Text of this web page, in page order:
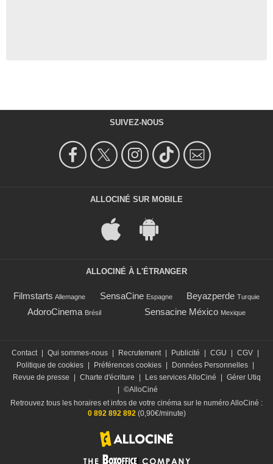
SUIVEZ-NOUS
ALLOCINÉ SUR MOBILE
ALLOCINÉ À L'ÉTRANGER
Filmstarts Allemagne SensaCine Espagne Beyazperde Turquie
AdoroCinema Brésil Sensacine México Mexique
Contact Qui sommes-nous Recrutement Publicité CGU CGV
Politique de cookies
Préférences cookies Données Personnelles
Revue de presse
Charte d'écriture Les services AlloCiné
Gérer Utiq
©AlloCiné
Retrouvez tous les horaires et infos de votre cinéma sur le numéro AlloCiné :
0 892 892 892(0,90€/minute)